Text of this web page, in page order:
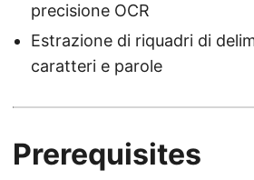
precisione OCR
Estrazione di riquadri di
caratteri e parole
Prerequisites